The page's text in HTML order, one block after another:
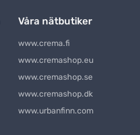
Våra nätbutiker
www.crema.fi
www.cremashop.eu
www.cremashop.se
www.cremashop.dk
www.urbanfinn.com